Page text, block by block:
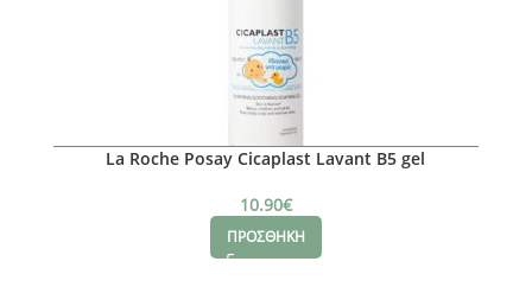
La Roche Posay Cicaplast Lavant B5 gel
10.90€
ΠΡΟΣΘΗΚΗ